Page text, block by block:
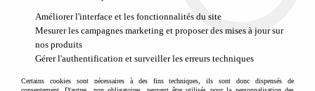
Des cadeaux qui nous font voyager sous
l'océan
Les océans sont très pollués à cause des déchets rejetés mais aussi affaiblis
par les bateaux qui heurtent de nombreux animaux marins. Nous connaissons
tous le carnage que peut faire le plastique sur les animaux et les fonds marins.
Améliorer l'interface et les fonctionnalités du site
Mesurer les campagnes marketing et proposer des mises à jour sur
nos produits
Gérer l'authentification et surveiller les erreurs techniques
Certains cookies sont nécessaires à des fins techniques, ils sont donc dispensés de